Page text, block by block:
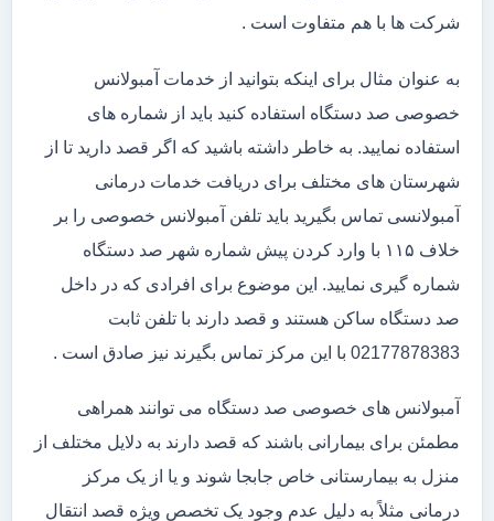
شرکت ها با هم متفاوت است .
به عنوان مثال برای اینکه بتوانید از خدمات آمبولانس
خصوصی صد دستگاه استفاده کنید باید از شماره های
استفاده نمایید. به خاطر داشته باشید که اگر قصد دارید تا از
شهرستان های مختلف برای دریافت خدمات درمانی
آمبولانسی تماس بگیرید باید تلفن آمبولانس خصوصی را بر
خلاف ۱۱۵ با وارد کردن پیش شماره شهر صد دستگاه
شماره گیری نمایید. این موضوع برای افرادی که در داخل
صد دستگاه ساکن هستند و قصد دارند با تلفن ثابت
02177878383 با این مرکز تماس بگیرند نیز صادق است .
آمبولانس های خصوصی صد دستگاه می توانند همراهی
مطمئن برای بیمارانی باشند که قصد دارند به دلایل مختلف از
منزل به بیمارستانی خاص جابجا شوند و یا از یک مرکز
درمانی مثلاً به دلیل عدم وجود یک تخصص ویژه قصد انتقال